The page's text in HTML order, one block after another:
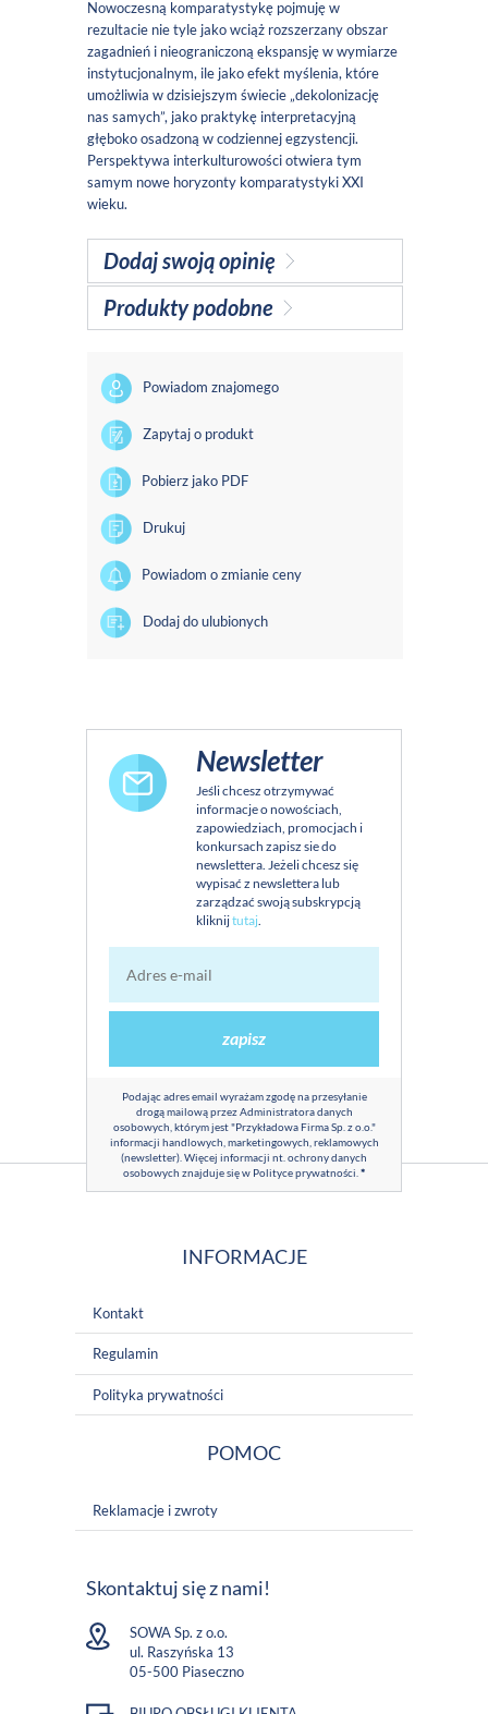
Nowoczesną komparatystykę pojmuję w
rezultacie nie tyle jako wciąż rozszerzany obszar
zagadnień i nieograniczoną ekspansję w wymiarze
instytucjonalnym, ile jako efekt myślenia, które
umożliwia w dzisiejszym świecie „dekolonizację
nas samych”, jako praktykę interpretacyjną
głęboko osadzoną w codziennej egzystencji.
Perspektywa interkulturowości otwiera tym
samym nowe horyzonty komparatystyki XXI
wieku.
Dodaj swoją opinię
Produkty podobne
Powiadom znajomego
Zapytaj o produkt
Pobierz jako PDF
Drukuj
Powiadom o zmianie ceny
Dodaj do ulubionych
Newsletter
Jeśli chcesz otrzymywać
informacje o nowościach,
zapowiedziach, promocjach i
konkursach zapisz sie do
newslettera. Jeżeli chcesz się
wypisać z newslettera lub
zarządzać swoją subskrypcją
kliknijtutaj
zapisz
Podając adres email wyrażam zgodę na przesyłanie
drogą mailową przez Administratora danych
osobowych, którym jest "Przykładowa Firma Sp. z o.o."
informacji handlowych, marketingowych, reklamowych
(newsletter). Więcej informacji nt. ochrony danych
osobowych znajduje się w Polityce prywatności *
INFORMACJE
Kontakt
Regulamin
Polityka prywatności
POMOC
Reklamacje i zwroty
Skontaktuj się z nami!
SOWA Sp. z o.o.
ul. Raszyńska 13
05-500 Piaseczno